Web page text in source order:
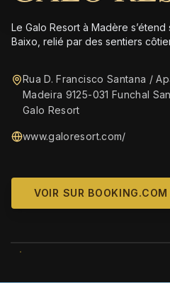
Le Galo Resort à Madère
Baixo, relié par des sentiers
Rua D. Francisco Santana /
Madeira 9125-031 Funchal
Galo Resort
www.galoresort.com/
VOIR SUR BOOKING.COM